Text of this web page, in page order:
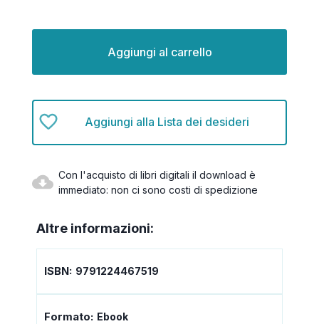
Aggiungi alla Lista dei desideri
Con l'acquisto di libri digitali il download è
immediato: non ci sono costi di spedizione
Altre informazioni:
ISBN: 9791224467519
Formato: Ebook